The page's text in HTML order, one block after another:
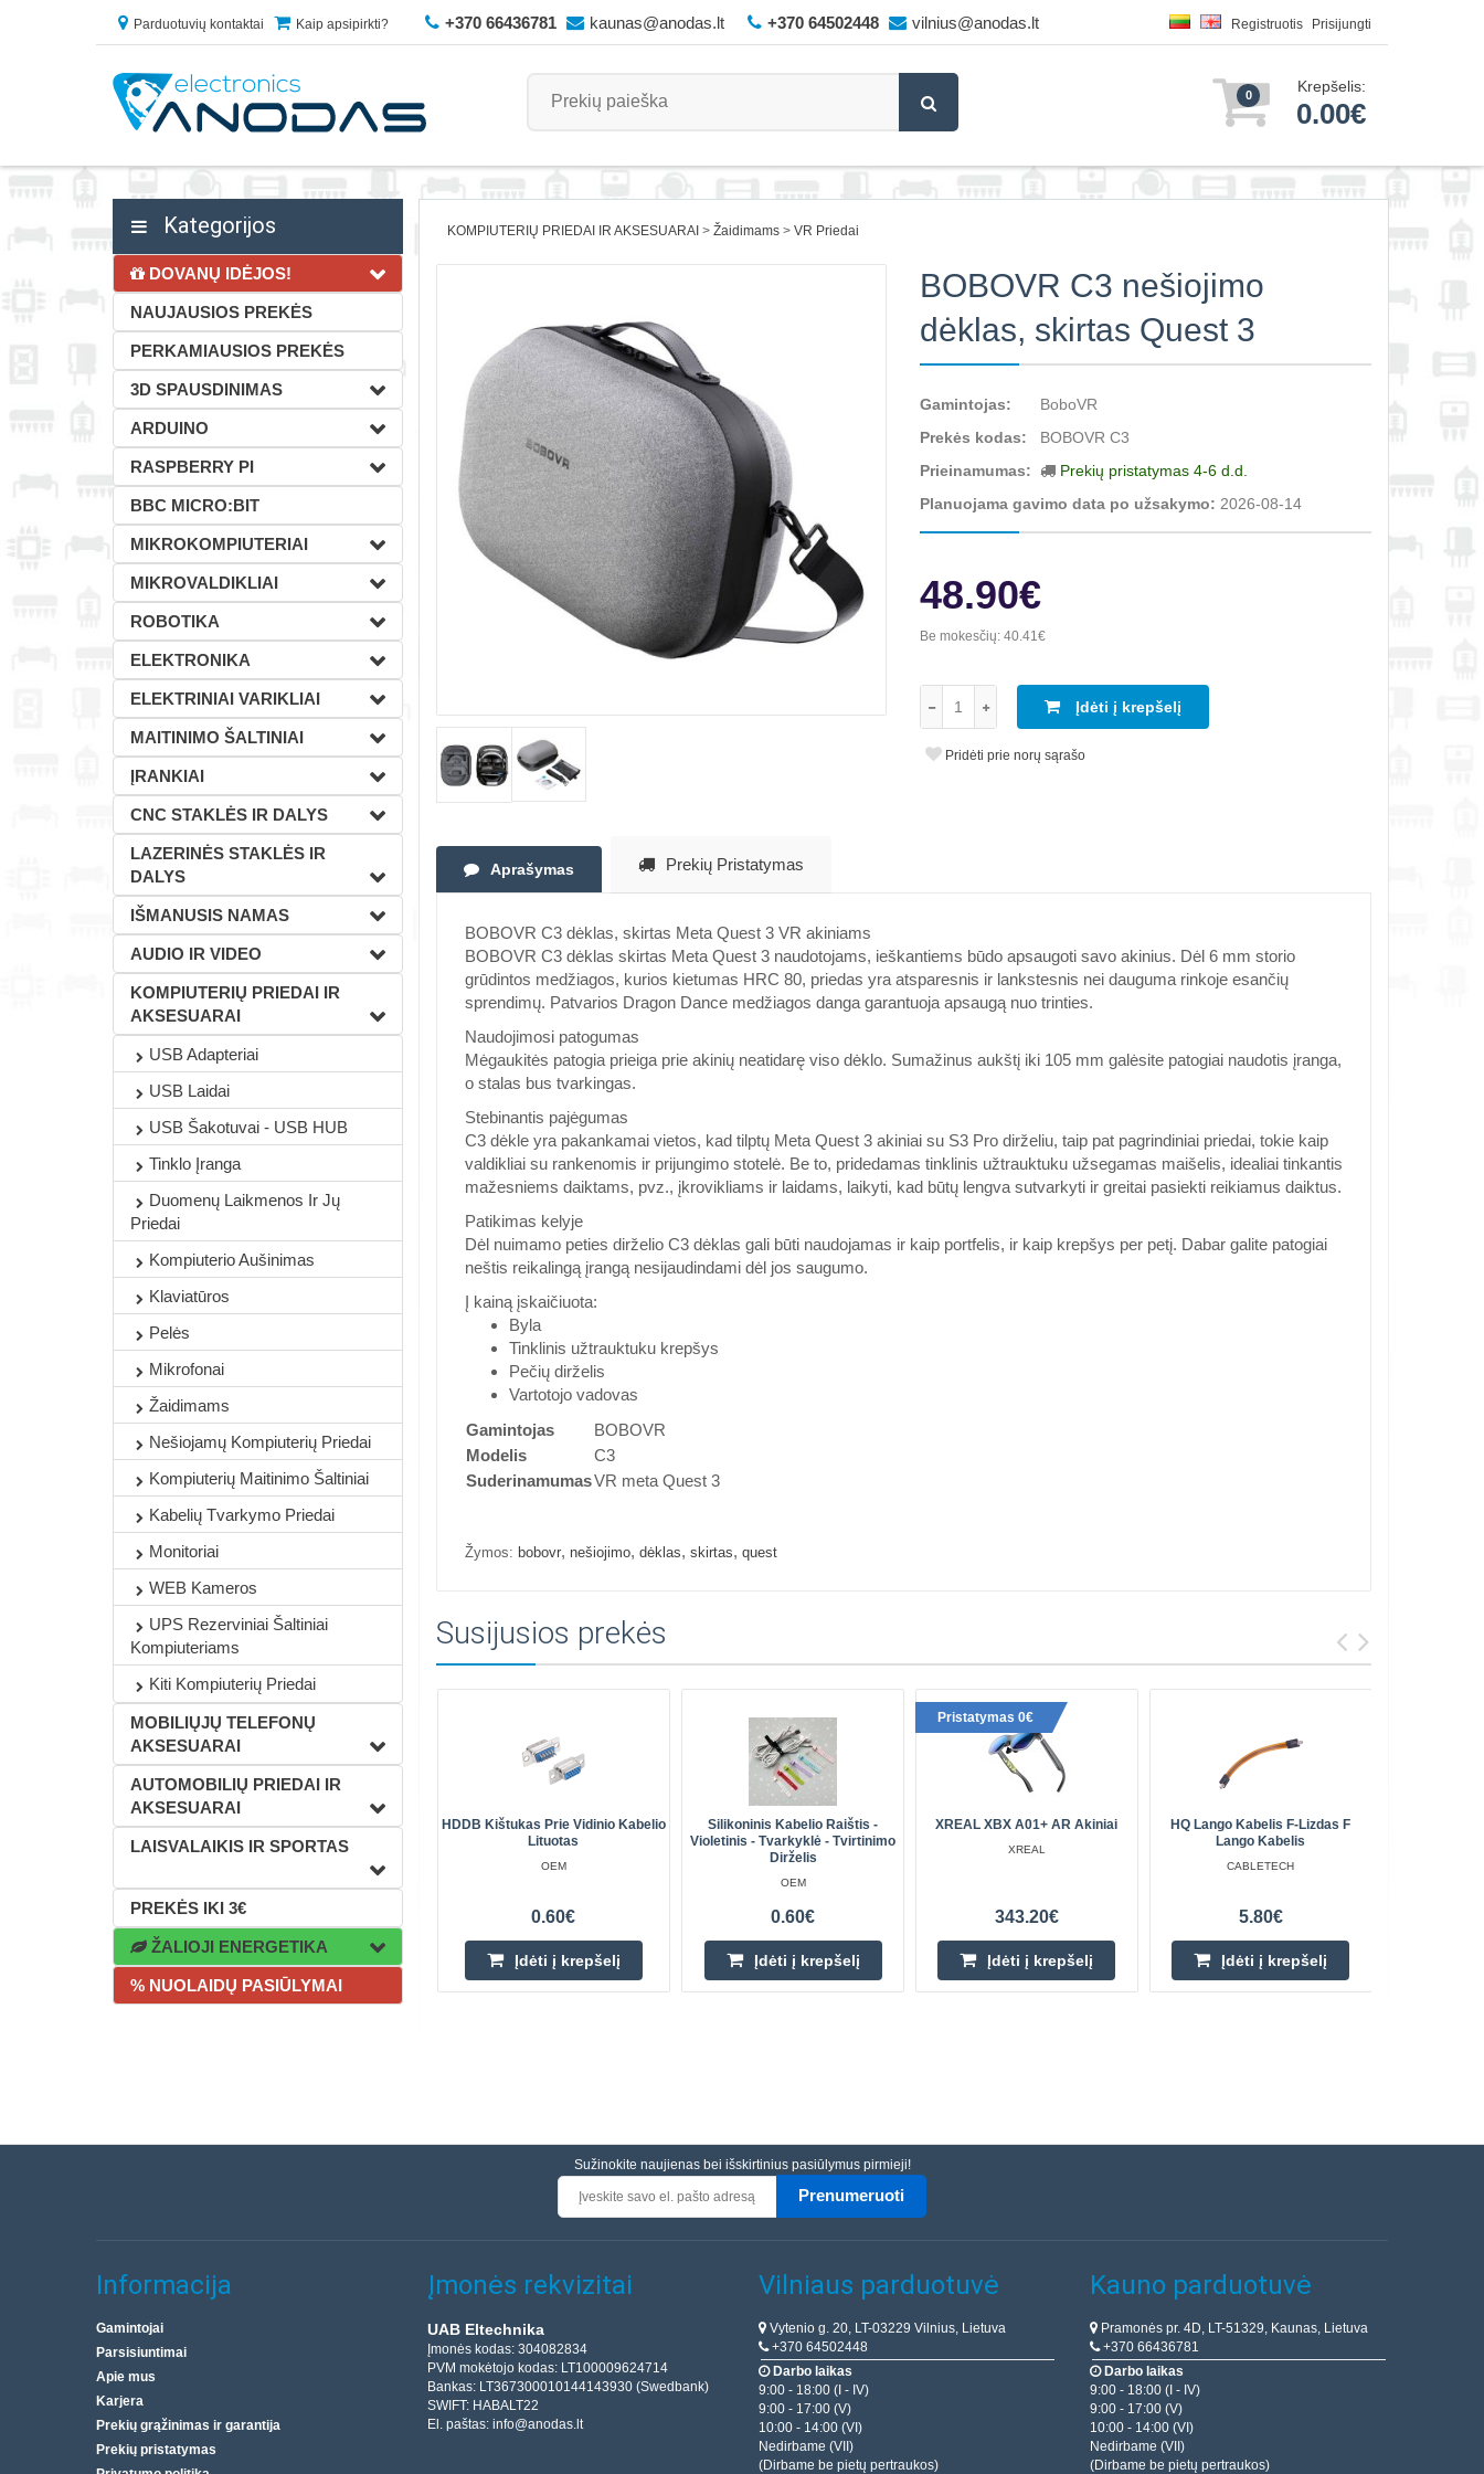
Parduotuvių kontaktai Kaip apsipirkti? +370 66436781 kaunas@anodas.lt +370 64502448 vilnius@anodas.lt Registruotis Prisijungti
0 Krepšelis:
0.00€
Kategorijos
DOVANŲ IDĖJOS!
NAUJAUSIOS PREKĖS
PERKAMIAUSIOS PREKĖS
3D SPAUSDINIMAS
ARDUINO
RASPBERRY PI
BBC MICRO:BIT
MIKROKOMPIUTERIAI
MIKROVALDIKLIAI
ROBOTIKA
ELEKTRONIKA
ELEKTRINIAI VARIKLIAI
MAITINIMO ŠALTINIAI
ĮRANKIAI
CNC STAKLĖS IR DALYS
LAZERINĖS STAKLĖS IR
DALYS
IŠMANUSIS NAMAS
AUDIO IR VIDEO
KOMPIUTERIŲ PRIEDAI IR
AKSESUARAI
USB Adapteriai
USB Laidai
USB Šakotuvai - USB HUB
Tinklo Įranga
Duomenų Laikmenos Ir Jų
Priedai
Kompiuterio Aušinimas
Klaviatūros
Pelės
Mikrofonai
Žaidimams
Nešiojamų Kompiuterių Priedai
Kompiuterių Maitinimo Šaltiniai
Kabelių Tvarkymo Priedai
Monitoriai
WEB Kameros
UPS Rezerviniai Šaltiniai
Kompiuteriams
Kiti Kompiuterių Priedai
MOBILIŲJŲ TELEFONŲ
AKSESUARAI
AUTOMOBILIŲ PRIEDAI IR
AKSESUARAI
LAISVALAIKIS IR SPORTAS
PREKĖS IKI 3€
ŽALIOJI ENERGETIKA
% NUOLAIDŲ PASIŪLYMAI
KOMPIUTERIŲ PRIEDAI IR AKSESUARAI Žaidimams VR Priedai
BOBOVR C3 nešiojimo
dėklas, skirtas Quest 3
Gamintojas:
BoboVR
Prekės kodas:
BOBOVR C3
Prieinamumas:
Prekių pristatymas 4-6 d.d.
Planuojama gavimo data po užsakymo: 2026-08-14
48.90€
Be mokesčių:40.41€
Įdėti į krepšelį
Pridėti prie norų sąrašo
Aprašymas Prekių Pristatymas
BOBOVR C3 dėklas, skirtas Meta Quest 3 VR akiniams
BOBOVR C3 dėklas skirtas Meta Quest 3 naudotojams, ieškantiems būdo apsaugoti savo akinius. Dėl 6 mm storio
grūdintos medžiagos, kurios kietumas HRC 80, priedas yra atsparesnis ir lankstesnis nei dauguma rinkoje esančių
sprendimų. Patvarios Dragon Dance medžiagos danga garantuoja apsaugą nuo trinties.
Naudojimosi patogumas
Mėgaukitės patogia prieiga prie akinių neatidarę viso dėklo. Sumažinus aukštį iki 105 mm galėsite patogiai naudotis įranga,
o stalas bus tvarkingas.
Stebinantis pajėgumas
C3 dėkle yra pakankamai vietos, kad tilptų Meta Quest 3 akiniai su S3 Pro dirželiu, taip pat pagrindiniai priedai, tokie kaip
valdikliai su rankenomis ir prijungimo stotelė. Be to, pridedamas tinklinis užtrauktuku užsegamas maišelis, idealiai tinkantis
mažesniems daiktams, pvz., įkrovikliams ir laidams, laikyti, kad būtų lengva sutvarkyti ir greitai pasiekti reikiamus daiktus.
Patikimas kelyje
Dėl nuimamo peties dirželio C3 dėklas gali būti naudojamas ir kaip portfelis, ir kaip krepšys per petį. Dabar galite patogiai
neštis reikalingą įrangą nesijaudindami dėl jos saugumo.
Į kainą įskaičiuota:
Byla
Tinklinis užtrauktuku krepšys
Pečių dirželis
Vartotojo vadovas
Gamintojas
BOBOVR
Modelis
C3
SuderinamumasVR meta Quest 3
Žymos: bobovr, nešiojimo, dėklas, skirtas, quest
Susijusios prekės
HDDB Kištukas Prie Vidinio Kabelio
Lituotas
OEM
0.60€
Įdėti į krepšelį
Silikoninis Kabelio Raištis -
Violetinis - Tvarkyklė - Tvirtinimo
Dirželis
OEM
0.60€
Įdėti į krepšelį
Pristatymas 0€
XREAL XBX A01+ AR Akiniai
XREAL
343.20€
Įdėti į krepšelį
HQ Lango Kabelis F-Lizdas F
Lango Kabelis
CABLETECH
5.80€
Įdėti į krepšelį
Sužinokite naujienas bei išskirtinius pasiūlymus pirmieji!
Prenumeruoti
Informacija
Gamintojai
Parsisiuntimai
Apie mus
Karjera
Prekių grąžinimas ir garantija
Prekių pristatymas
Įmonės rekvizitai
UAB Eltechnika
Įmonės kodas: 304082834
PVM mokėtojo kodas: LT100009624714
Bankas: LT367300010144143930 (Swedbank)
SWIFT: HABALT22
El. paštas: info@anodas.lt
Vilniaus parduotuvė
Vytenio g. 20, LT-03229 Vilnius, Lietuva
+370 64502448
Darbo laikas
9:00 - 18:00 (I - IV)
9:00 - 17:00 (V)
10:00 - 14:00 (VI)
Nedirbame (VII)
(Dirbame be pietų pertraukos)
Kauno parduotuvė
Pramonės pr. 4D, LT-51329, Kaunas, Lietuva
+370 66436781
Darbo laikas
9:00 - 18:00 (I - IV)
9:00 - 17:00 (V)
10:00 - 14:00 (VI)
Nedirbame (VII)
(Dirbame be pietų pertraukos)